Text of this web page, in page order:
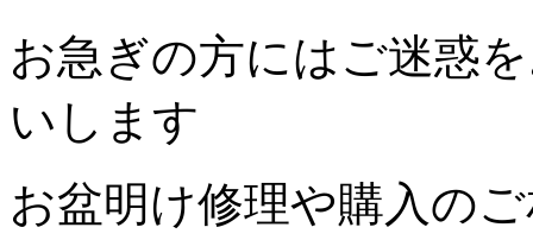
お急ぎの方にはご迷惑
いします
お盆明け修理や購入の